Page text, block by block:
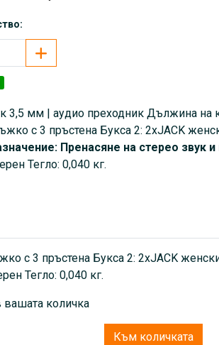
3,5 мм | аудио преходник Дължина на
с 3 пръстена Букса 2: 2хJACK
Пренасяне на стерео звук
Тегло: 0,040 кг.
с 3 пръстена Букса 2: 2хJACK
Тегло: 0,040 кг.
количка
Към количката